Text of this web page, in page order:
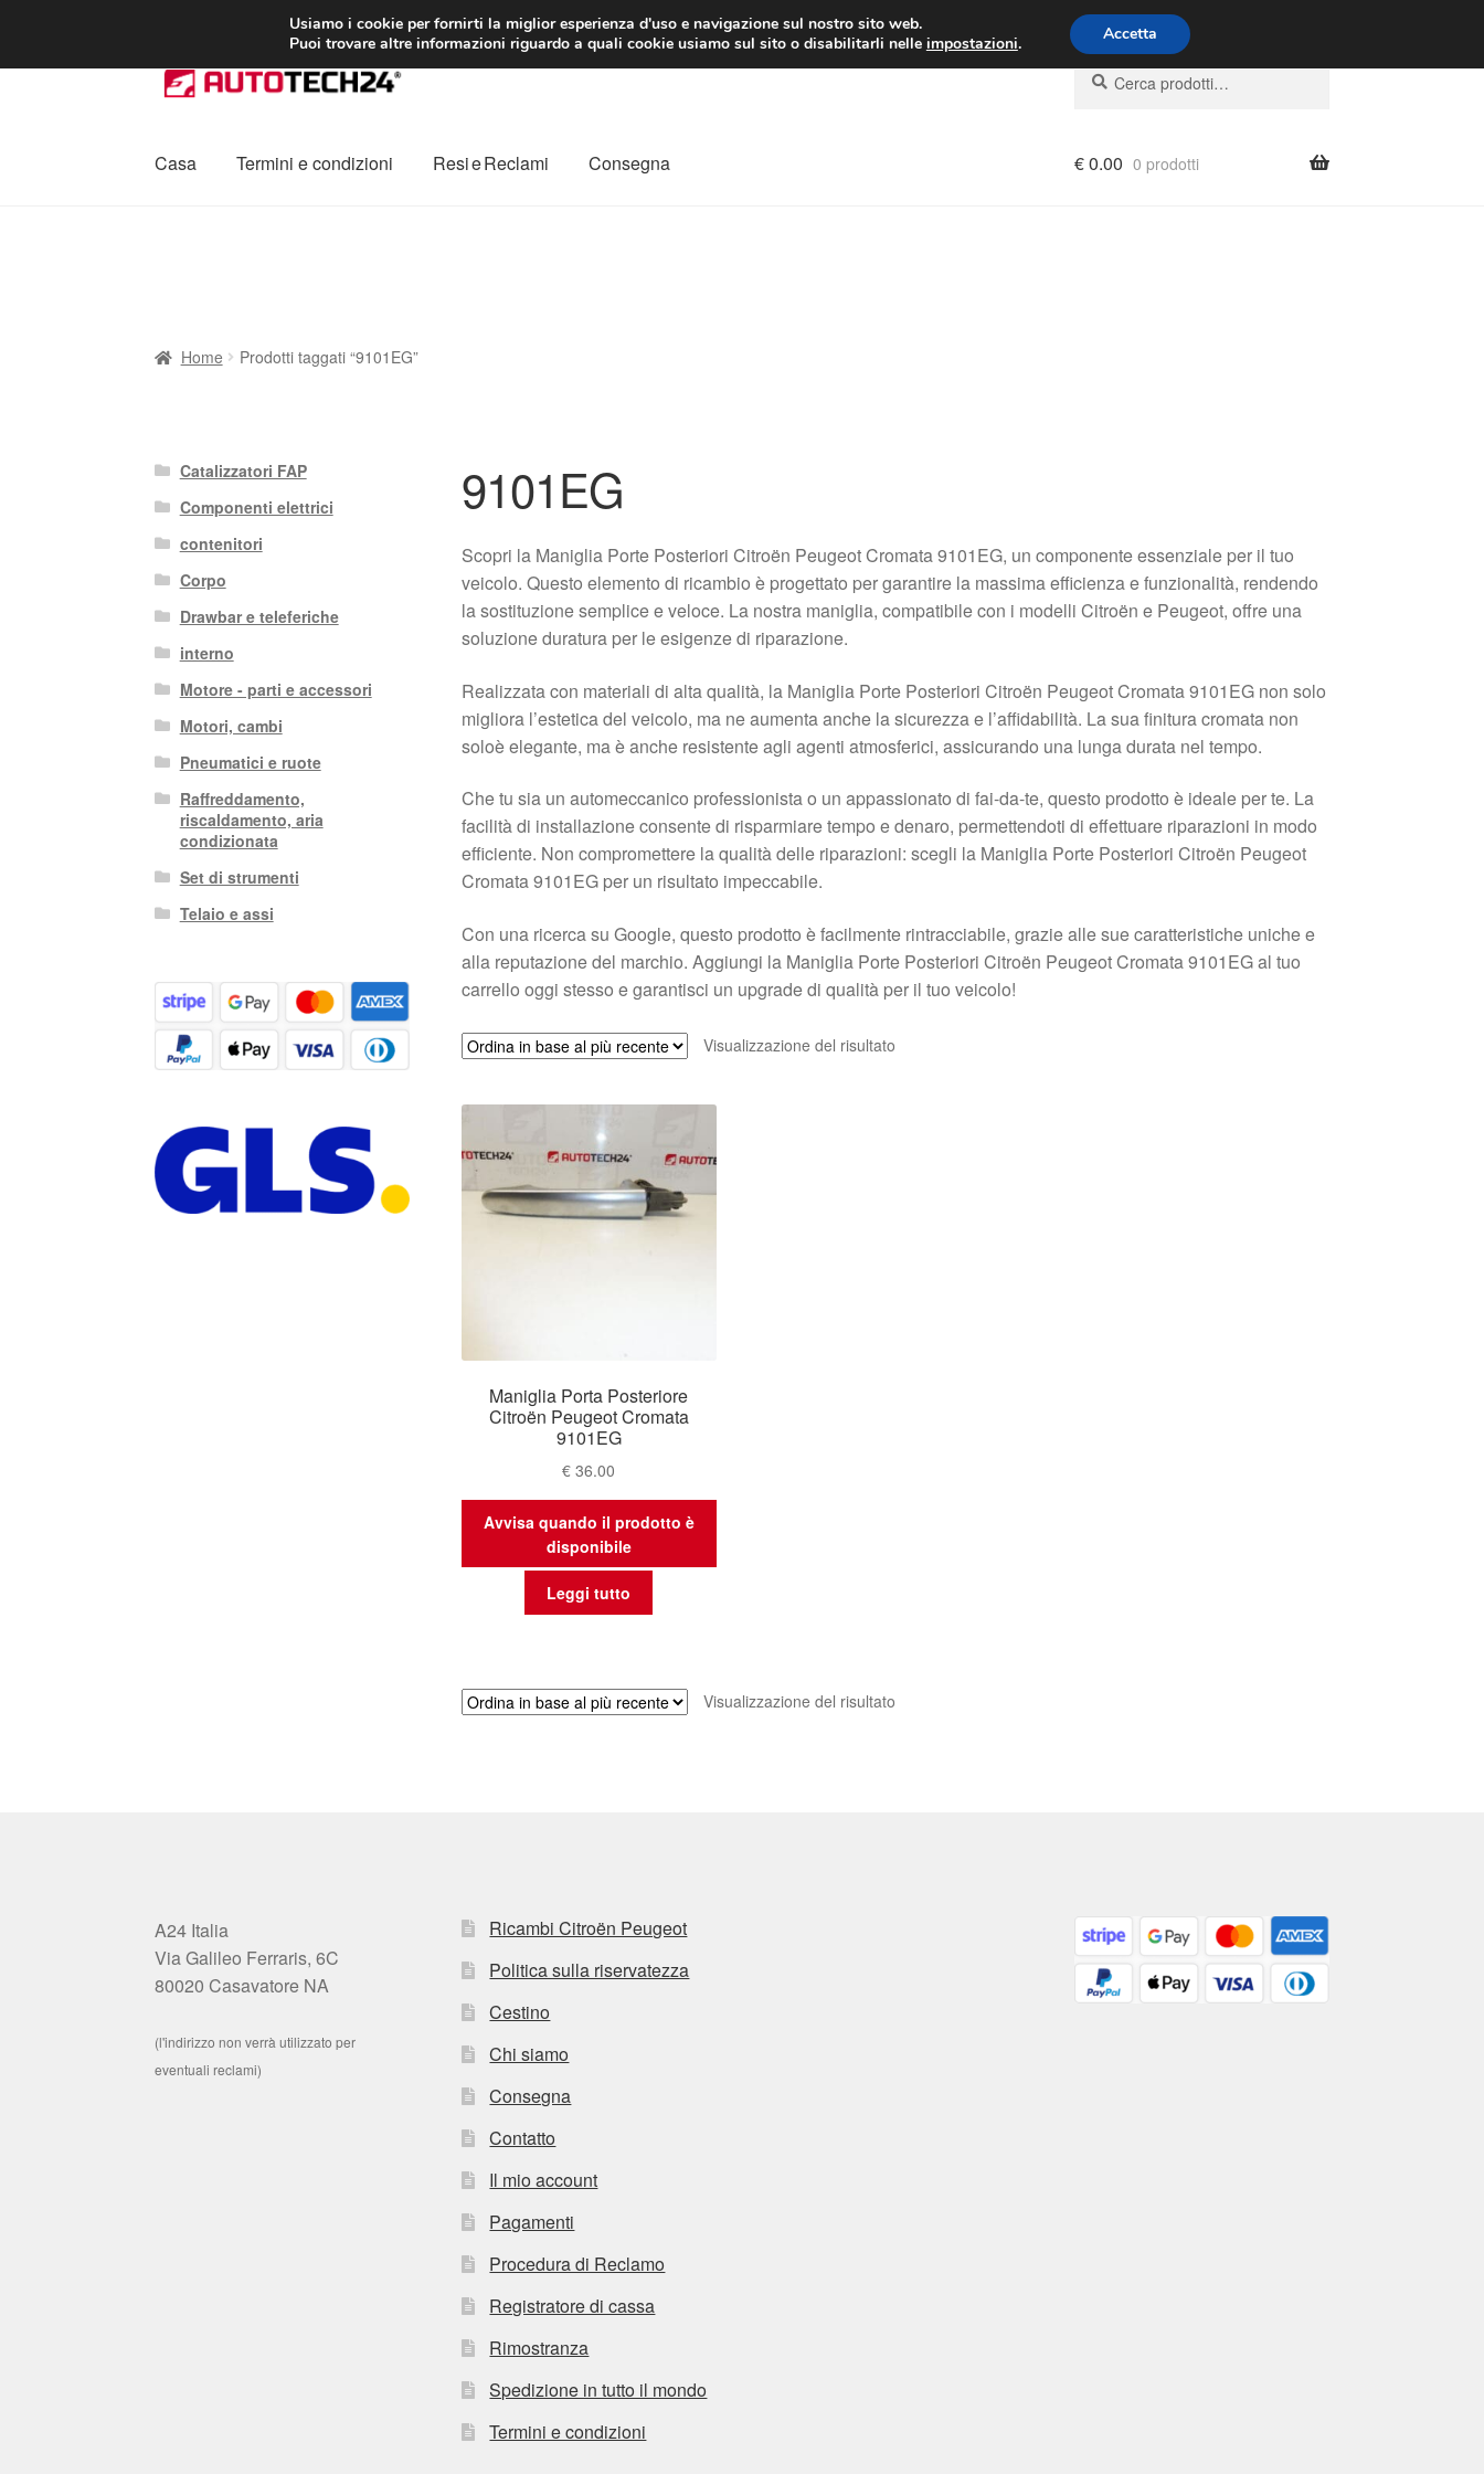
CONSEGNA da 7 EUR Lun-Ven 9:00 - 16:00 800 580 290
Vai
alla
Vai
al
Cerca:
Cerca
Casa Termini e condizioni Resi e Reclami Consegna €0.00 0 prodotti
Home Prodotti taggati “9101EG”
9101EG
Scopri la Maniglia Porte Posteriori Citroën Peugeot Cromata 9101EG, un componente essenziale per il tuo
veicolo. Questo elemento di ricambio è progettato per garantire la massima efficienza e funzionalità, rendendo
la sostituzione semplice e veloce. La nostra maniglia, compatibile con i modelli Citroën e Peugeot, offre una
soluzione duratura per le esigenze di riparazione.
Realizzata con materiali di alta qualità, la Maniglia Porte Posteriori Citroën Peugeot Cromata 9101EG non solo
migliora l’estetica del veicolo, ma ne aumenta anche la sicurezza e l’affidabilità. La sua finitura cromata non
soloè elegante, ma è anche resistente agli agenti atmosferici, assicurando una lunga durata nel tempo.
Che tu sia un automeccanico professionista o un appassionato di fai-da-te, questo prodotto è ideale per te. La
facilità di installazione consente di risparmiare tempo e denaro, permettendoti di effettuare riparazioni in modo
efficiente. Non compromettere la qualità delle riparazioni: scegli la Maniglia Porte Posteriori Citroën Peugeot
Cromata 9101EG per un risultato impeccabile.
Con una ricerca su Google, questo prodotto è facilmente rintracciabile, grazie alle sue caratteristiche uniche e
alla reputazione del marchio. Aggiungi la Maniglia Porte Posteriori Citroën Peugeot Cromata 9101EG al tuo
carrello oggi stesso e garantisci un upgrade di qualità per il tuo veicolo!
Visualizzazione del risultato
Maniglia Porta Posteriore
Citroën Peugeot Cromata
9101EG
€ 36.00
Avvisa quando il prodotto è
disponibile
Leggi tutto
Visualizzazione del risultato
Catalizzatori FAP
Componenti elettrici
contenitori
Corpo
Drawbar e teleferiche
interno
Motore - parti e accessori
Motori, cambi
Pneumatici e ruote
Raffreddamento,
riscaldamento, aria
condizionata
Set di strumenti
Telaio e assi
A24 Italia
Via Galileo Ferraris, 6C
80020 Casavatore NA
(l'indirizzo non verrà utilizzato per
eventuali reclami)
Ricambi Citroën Peugeot
Politica sulla riservatezza
Cestino
Chi siamo
Consegna
Contatto
Il mio account
Pagamenti
Procedura di Reclamo
Registratore di cassa
Rimostranza
Spedizione in tutto il mondo
Termini e condizioni
Usiamo i cookie per fornirti la miglior esperienza d'uso e navigazione sul nostro sito web.
Puoi trovare altre informazioni riguardo a quali cookie usiamo sul sito o disabilitarli nelle impostazioni. Accetta